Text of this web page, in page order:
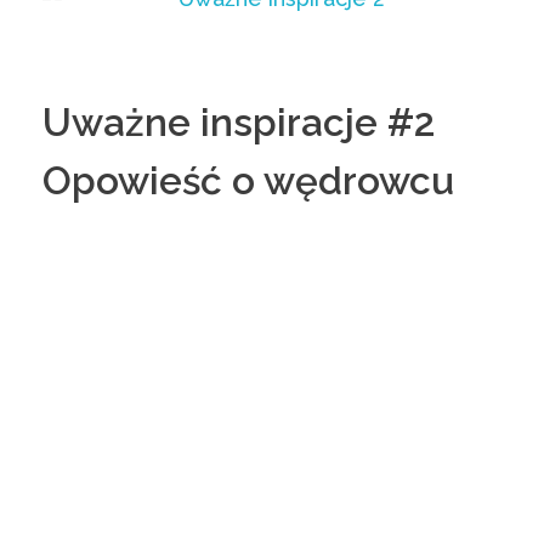
Uważne inspiracje #2
Opowieść o wędrowcu